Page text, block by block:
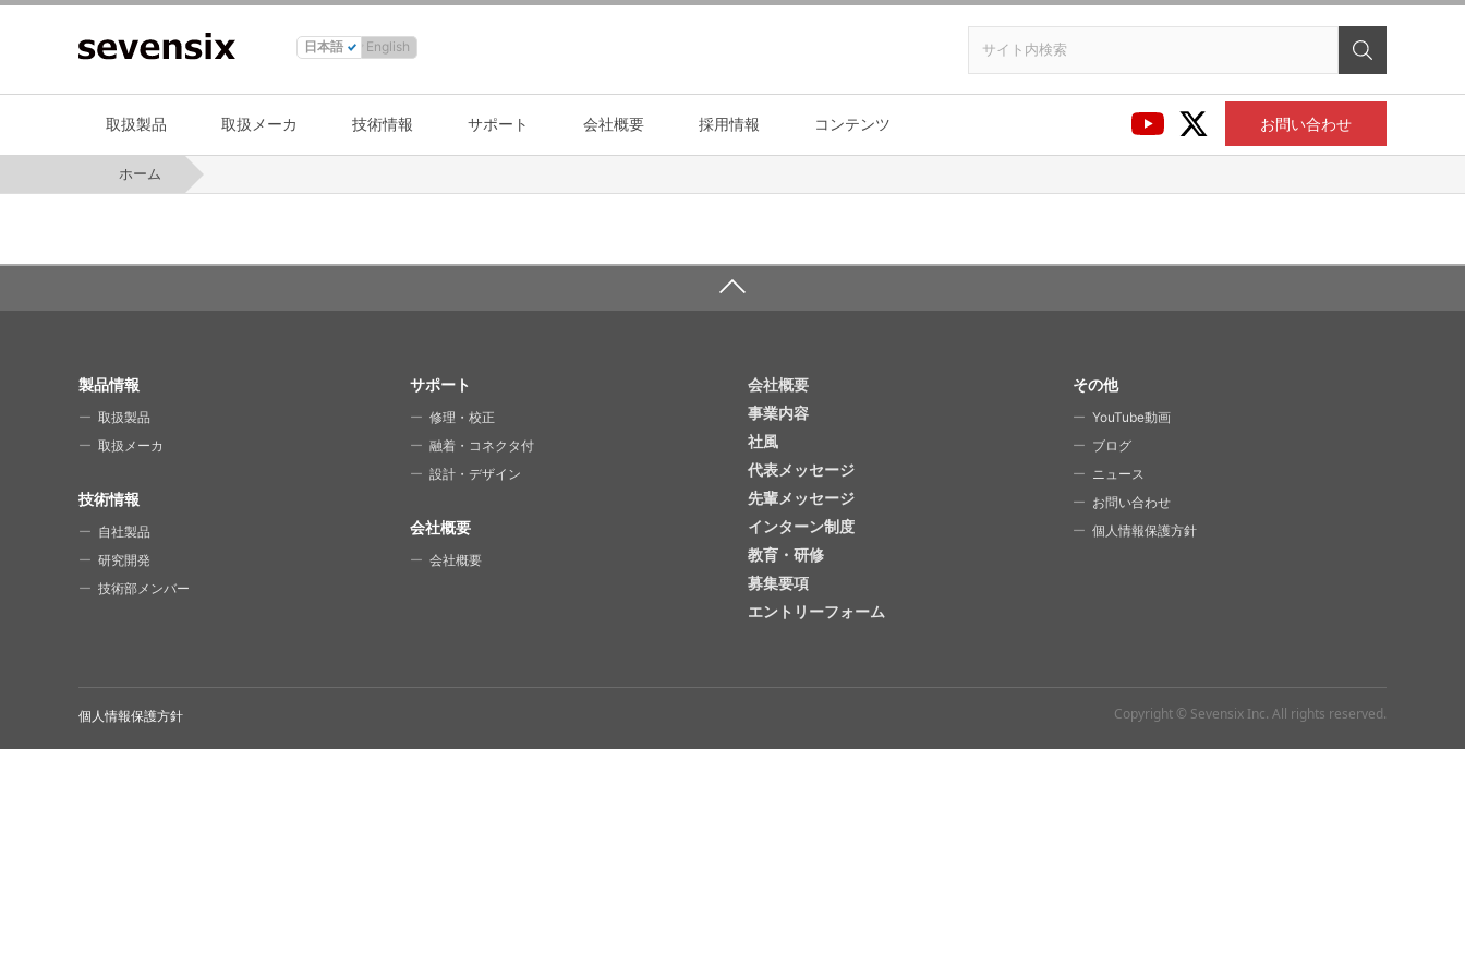
日本語 English
取扱製品 取扱メーカ 技術情報 サポート 会社概要 採用情報 コンテンツ お問い合わせ
ホーム
SITE MAP
製品情報
取扱製品
取扱メーカ
技術情報
自社製品
研究開発
技術部メンバー
サポート
修理・校正
融着・コネクタ付
設計・デザイン
会社概要
会社概要
会社概要
事業内容
社風
代表メッセージ
先輩メッセージ
インターン制度
教育・研修
募集要項
エントリーフォーム
その他
YouTube動画
ブログ
ニュース
お問い合わせ
個人情報保護方針
個人情報保護方針 Copyright © Sevensix Inc. All rights reserved.